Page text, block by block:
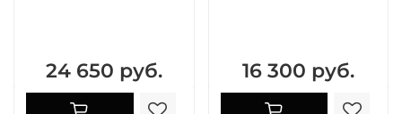
24 650 руб. 16 300 руб.